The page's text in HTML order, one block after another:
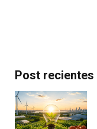
Post recientes